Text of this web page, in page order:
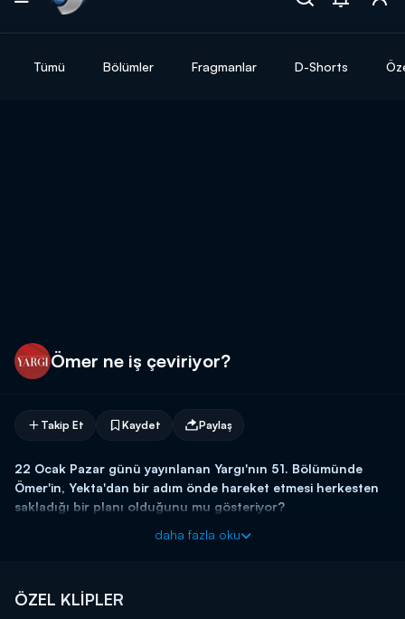
Tümü Bölümler Fragmanlar D-Shorts
Ömer ne iş çeviriyor?
Takip Et Kaydet Paylaş
22 Ocak Pazar günü yayınlanan Yargı'nın 51. Bölümünde
Ömer'in, Yekta'dan bir adım önde hareket etmesi herkesten
sakladığı bir planı olduğunu mu gösteriyor?
Yekta, cezaevine Haluk'u görmeğe gittiğinde kendisini çok
sakinleştirmeyi başaran Ömer, Yekta'yı şaşırtmaya devam eder;
fakat Ömer'in, Yekta'ya bakışlarında bir tuhaflık vardır.
daha fazla oku
ÖZEL KLİPLER